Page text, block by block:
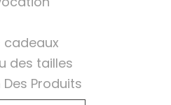
cadeaux
des tailles
Des Produits